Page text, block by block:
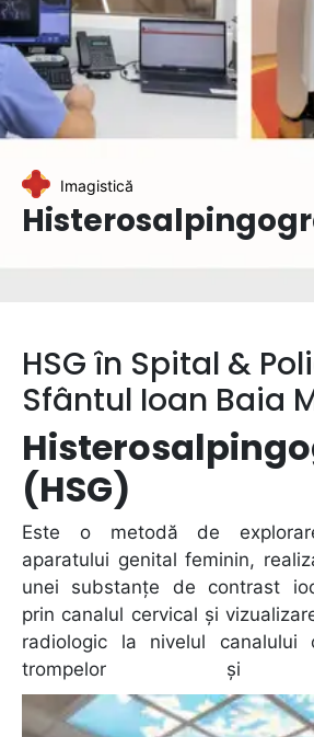
Imagistică
HSG în Spital &
Sfântul Ioan Baia
(HSG)
Este o metodă de
aparatului genital feminin,
unei substanțe de contrast
prin canalul cervical și
radiologic la nivelul canalului
trompelor și